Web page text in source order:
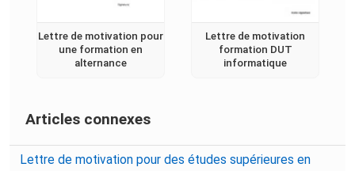
Lettre de motivation pour
une formation en
alternance
Lettre de motivation
formation DUT
informatique
Articles connexes
Lettre de motivation pour des études supérieures en